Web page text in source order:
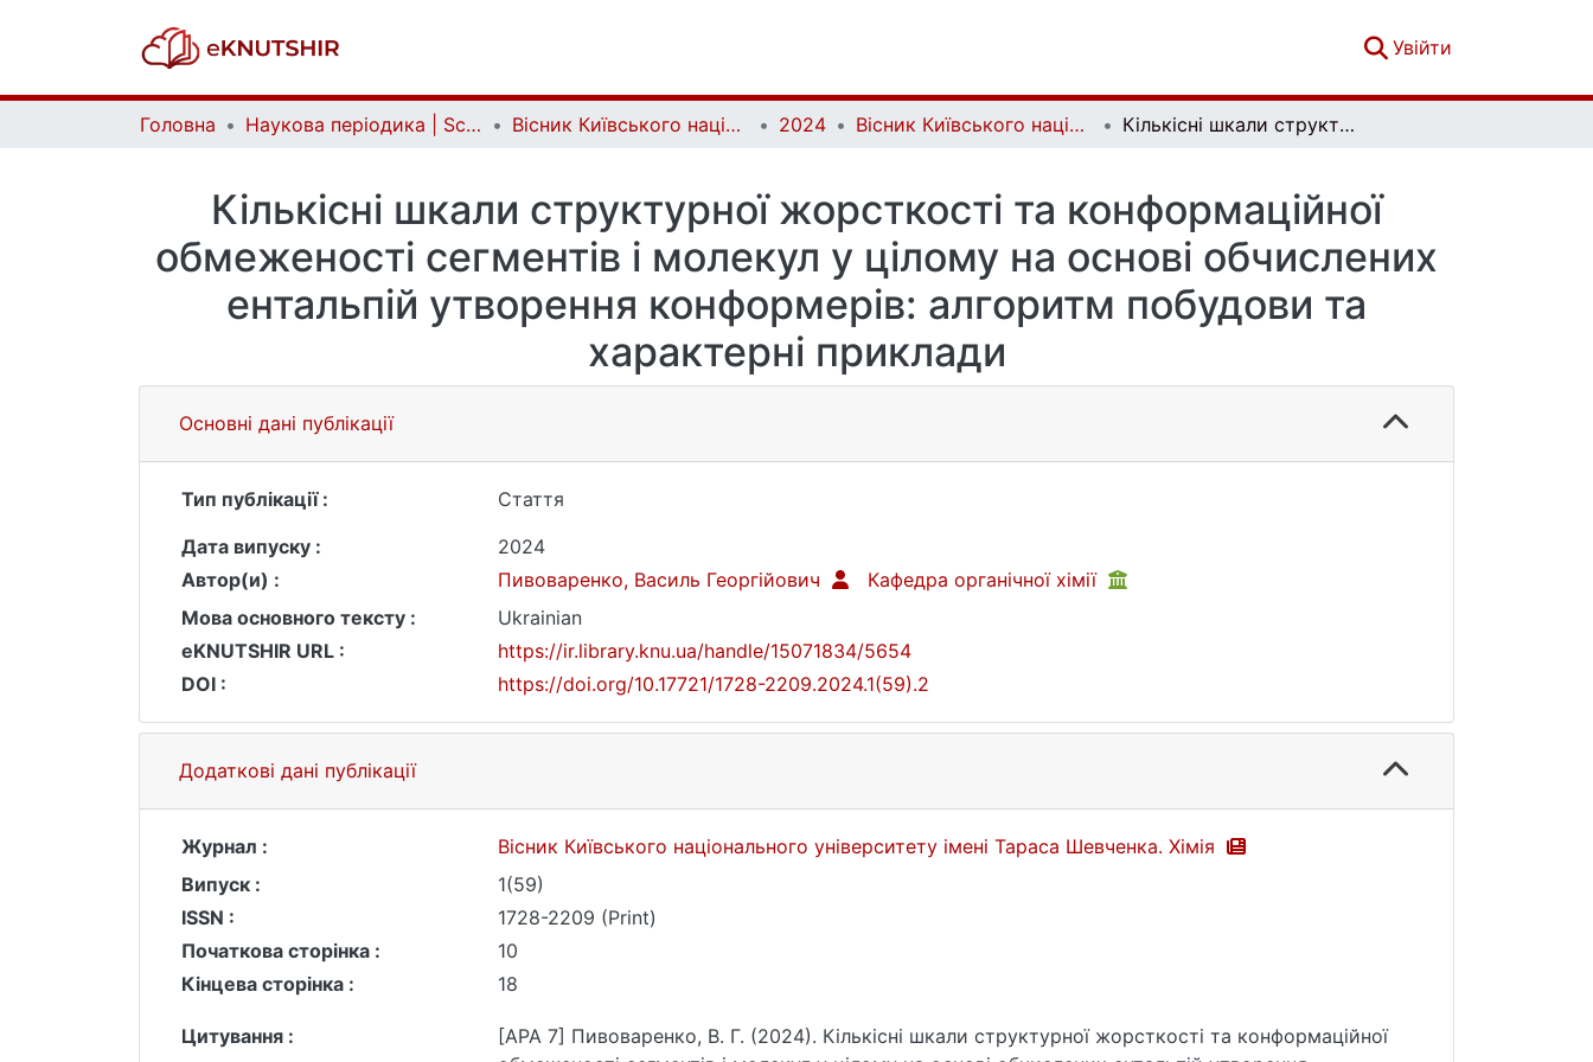
Увійти
Головна Наукова періодика | Scientific periodicals Вісник Київського національного університету імені Тараса Шевченка. Хімія | Bulletin of Taras Shevchenko National University of Kyiv. Chemistry 2024 Вісник Київського національного університету імені Тараса Шевченка. Хімія. Вип. 1(59) Кількісні шкали структурної жорсткості та конформаційної обмеженості сегментів і молекул у цілому на основі обчислених ентальпій утворення конформерів: алгоритм побудови та характерні приклади
Кількісні шкали структурної жорсткості та конформаційної
обмеженості сегментів і молекул у цілому на основі обчислених
ентальпій утворення конформерів: алгоритм побудови та
характерні приклади
Основні дані публікації
Тип публікації :
Стаття
Дата випуску :
2024
Автор(и) :
Пивоваренко, Василь Георгійович
Кафедра органічної хімії
Мова основного тексту :
Ukrainian
eKNUTSHIR URL :
https://ir.library.knu.ua/handle/15071834/5654
DOI :
https://doi.org/10.17721/1728-2209.2024.1(59).2
Додаткові дані публікації
Журнал :
Вісник Київського національного університету імені Тараса Шевченка. Хімія
Випуск :
1(59)
ISSN :
1728-2209 (Print)
Початкова сторінка :
10
Кінцева сторінка :
18
Цитування :
[APA 7] Пивоваренко, В. Г. (2024). Кількісні шкали структурної жорсткості та конформаційної